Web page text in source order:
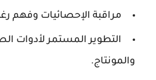
مراقبة الإحصائيات وفهم
التطوير المستمر لأدوات
والمونتاج.